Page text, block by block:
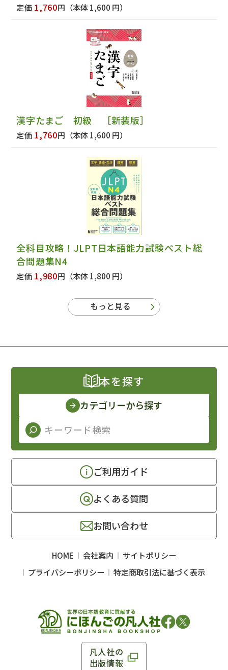
定価 1,760円 （本体 1,600 円）
漢字たまご 初級 ［新装版］
定価 1,760円 （本体 1,600 円）
全科目攻略！JLPT日本語能力試験ベスト総
合問題集N4
定価 1,980円 （本体 1,800 円）
もっと見る
凡人社の
出版情報
本を探す
カテゴリーから探す
ご利用ガイド
よくある質問
お問い合わせ
HOME 会社案内
サイトポリシー
プライバシーポリシー
特定商取引法に基づく表示